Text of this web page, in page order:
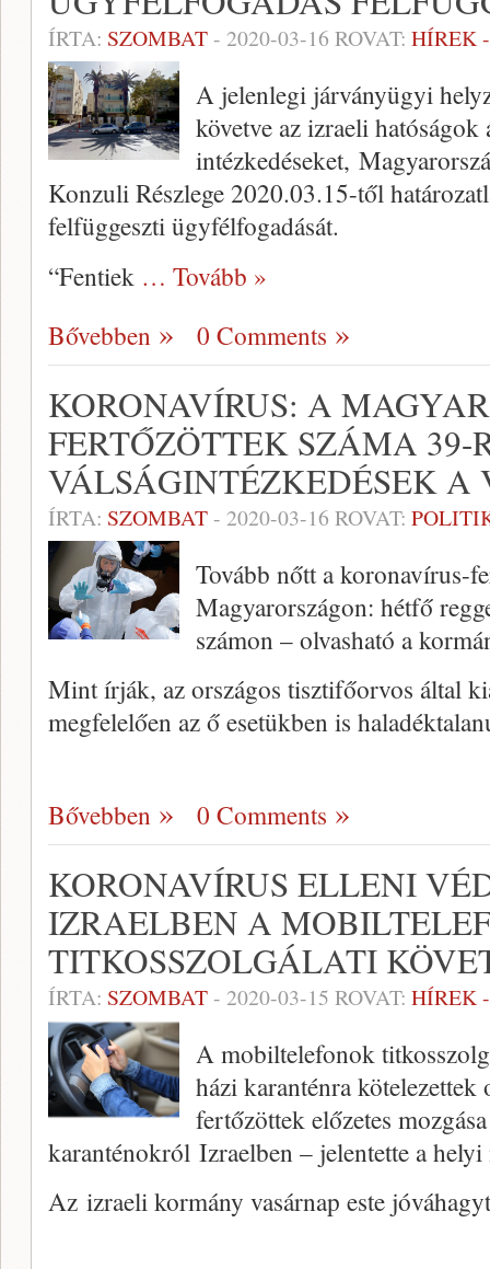
ÍRTA: SZOMBAT- 2020-03-16 ROVAT: HÍREK
A jelenlegi járványügyi
követve az izraeli
intézkedéseket,
Konzuli Részlege 2020.03.15-től
felfüggeszti ügyfélfogadását.
“Fentiek … Tovább »
Bővebben
0 Comments
KORONAVÍRUS: A
FERTŐZÖTTEK SZÁMA 39-
VÁLSÁGINTÉZKEDÉSEK
ÍRTA: SZOMBAT- 2020-03-16 ROVAT:
Tovább nőtt a koronavírus-
Magyarországon: hétfő
számon – olvasható a
Mint írják, az országos tisztifőorvos által
megfelelően az ő esetükben is
Bővebben 0 Comments
KORONAVÍRUS ELLENI
IZRAELBEN A
TITKOSSZOLGÁLATI
ÍRTA: SZOMBAT- 2020-03-15 ROVAT: HÍREK
A mobiltelefonok
házi karanténra kötelezettek
fertőzöttek előzetes
karanténokról Izraelben – jelentette a helyi
Az izraeli kormány vasárnap este